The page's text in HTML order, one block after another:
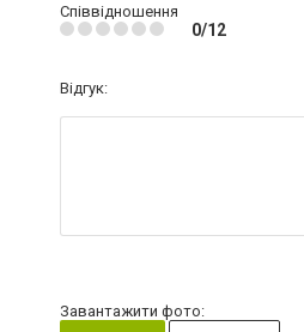
Співвідношення
0/12
Відгук:
Завантажити фото: